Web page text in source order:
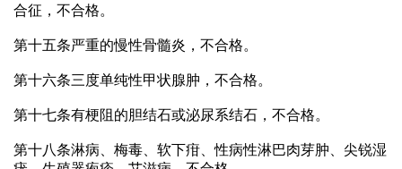
合征，不合格。
第十五条严重的慢性骨髓炎，不合格。
第十六条三度单纯性甲状腺肿，不合格。
第十七条有梗阻的胆结石或泌尿系结石，不合格。
第十八条淋病、梅毒、软下疳、性病性淋巴肉芽肿、尖锐湿